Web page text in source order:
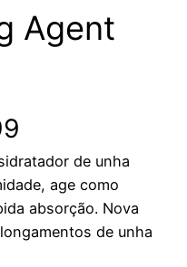
Agent
p
r
e
de unha
age como
absorção. Nova
de unha